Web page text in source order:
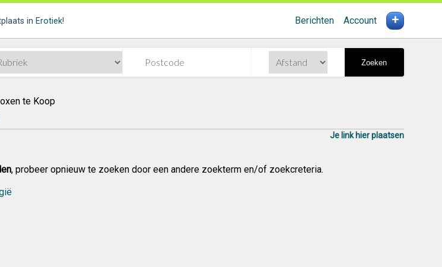
in Erotiek! Berichten Account +
Zoeken
te Koop
Je link hier plaatsen
, probeer opnieuw te zoeken door een andere zoekterm en/of zoekcreteria.